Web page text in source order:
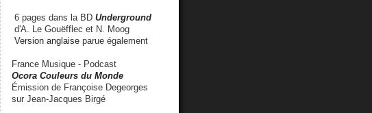
6 pages dans la BD Underground
d'A. Le Gouëfflec et N. Moog
Version anglaise parue également
France Musique - Podcast
Ocora Couleurs du Monde
Émission de Françoise Degeorges
sur Jean-Jacques Birgé